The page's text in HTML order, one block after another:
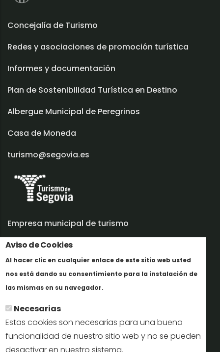
Aviso de Cookies
Al hacer clic en cualquier enlace de este sitio web usted
nos está dando su consentimiento para la instalación de
las mismas en su navegador.
Necesarias
Estas cookies son necesarias para una buena
funcionalidad de nuestro sitio web y no se pueden
Concejalía de Turismo
Redes y asociaciones de promoción turística
Informes y documentación
Plan de Sostenibilidad Turística en Destino
Albergue Municipal de Peregrinos
Casa de Moneda
turismo@segovia.es
Empresa municipal de turismo
Trabaja con nosotros
Informes y documentación
Perfil del contratante
Oficinas de Turismo
reservas@turismodesegovia.com